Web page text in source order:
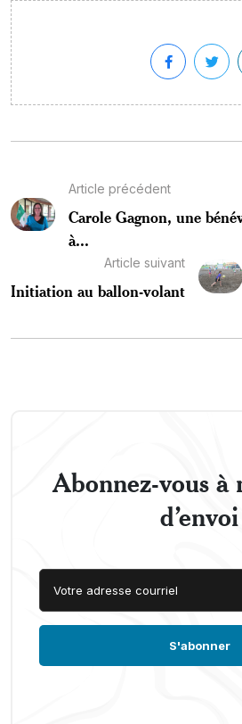
Article précédent
Carole Gagnon, une
à...
Article suivant
Initiation au ballon-volant
Abonnez-vous à
d’envoi